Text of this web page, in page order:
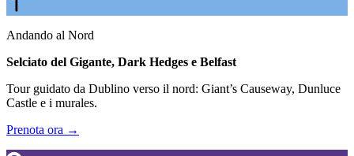
Andando al Nord
Selciato del Gigante, Dark Hedges e Belfast
Tour guidato da Dublino verso il nord: Giant’s Causeway, Dunluce
Castle e i murales.
Prenota ora →